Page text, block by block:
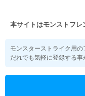
本サイトはモンストフレ
モンスターストライク用
だれでも気軽に登録する事